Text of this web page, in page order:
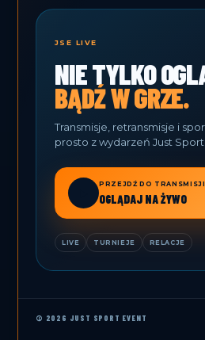
JSE LIVE
NIE TYLKO
BĄDŹ W GRZE.
Transmisje, retransmisje i
prosto z wydarzeń Just Sport
PRZEJDŹ DO TRANSMISJI
OGLĄDAJ NA ŻYWO
LIVE TURNIEJE RELACJE
© 2026 JUST SPORT EVENT